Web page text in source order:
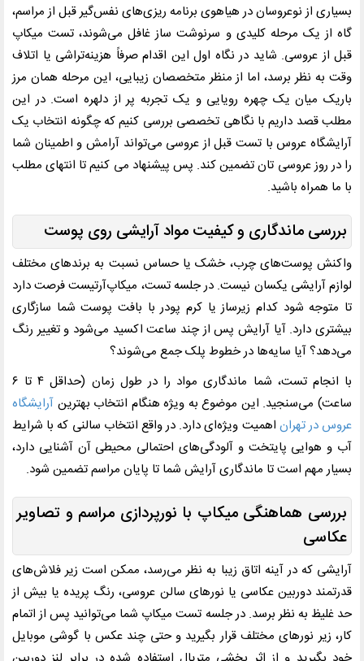
بسیاری از نوعروسان در هیاهوی برنامه ‌ریزی‌های نفس‌گیر قبل از مراسم،
گاه از یک مرحله کلیدی و سرنوشت ‌ساز غافل می‌شوند، تست میکاپ
قبل از عروسی. شاید در نگاه اول این اقدام صرفاً هزینه‌تراشی یا اتلاف
وقت به نظر برسد، اما از منظر متخصصان زیبایی، این مرحله همان مرز
باریک میان یک چهره رویایی و یک تجربه پر از دلهره است. در این
مطلب قصد داریم با نگاهی تخصصی بررسی کنیم که چگونه انتخاب یک
آرایشگاه عروس با تست قبل از عروسی می‌تواند آرامش و اطمینان شما
را در روز عروسی تان تضمین کند. پس پیشنهاد می کنیم تا انتهای مطلب
با ما همراه باشید.
بررسی ماندگاری و کیفیت مواد آرایشی روی پوست
واکنش پوست‌های چرب، خشک یا حساس نسبت به برندهای مختلف
لوازم آرایشی یکسان نیست. در جلسه تست، میکاپ‌آرتیست فرصت دارد
تا متوجه شود کدام زیرساز یا کرم ‌پودر با بافت پوست شما سازگاری
بیشتری دارد. آیا آرایش پس از چند ساعت اکسید می‌شود و تغییر رنگ
می‌دهد؟ آیا سایه‌ها در خطوط پلک‌ جمع می‌شوند؟
با انجام تست، شما ماندگاری مواد را در طول زمان (حداقل ۴ تا ۶
ساعت) می‌سنجید. این موضوع به ویژه هنگام انتخاب بهترین آرایشگاه
عروس در تهران اهمیت ویژه‌ای دارد. در واقع انتخاب سالنی که با شرایط
آب ‌و هوایی پایتخت و آلودگی‌های احتمالی محیطی آن آشنایی دارد،
بسیار مهم است تا ماندگاری آرایش شما تا پایان مراسم تضمین شود.
بررسی هماهنگی میکاپ با نورپردازی مراسم و تصاویر
عکاسی
آرایشی که در آینه اتاق زیبا به نظر می‌رسد، ممکن است زیر فلاش‌های
قدرتمند دوربین عکاسی یا نورهای سالن عروسی، رنگ ‌پریده یا بیش از
حد غلیظ به نظر برسد. در جلسه تست میکاپ شما می‌توانید پس از اتمام
کار، زیر نورهای مختلف قرار بگیرید و حتی چند عکس با گوشی موبایل